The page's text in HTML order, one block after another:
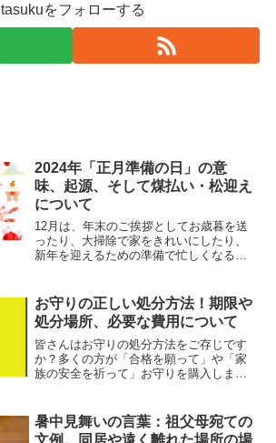
tasukuをフォローする
2024年「正月準備の日」の意
味、起源、そして煤払い・松迎え
について
12月は、年末のご挨拶としてお歳暮を送
ったり、大掃除で家をきれいにしたり、
新年を迎えるための準備で忙しくなる時
ますが、これについて詳しく知っていま
すか？この記事では、...
お守りの正しい処分方法！期限や
処分場所、必要な費用について
皆さんはお守りの処分方法をご存じです
か？多くの方が「合格を願って」や「家
族の安全を祈って」お守りを購入します
のか、疑問を持つ方も少なくないでしょ
う。この記事では、お守り...
暑中見舞いの言葉：祖父母宛ての
文例。同居や遠く離れた場所の場